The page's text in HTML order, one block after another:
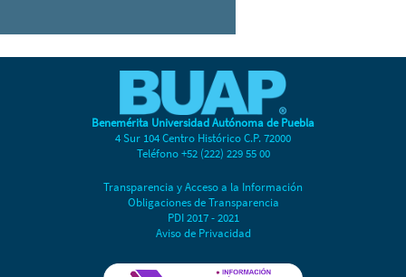
Benemérita Universidad Autónoma de Puebla
4 Sur 104 Centro Histórico C.P. 72000
Teléfono +52 (222) 229 55 00
Transparencia y Acceso a la Información
Obligaciones de Transparencia
PDI 2017 - 2021
Aviso de Privacidad